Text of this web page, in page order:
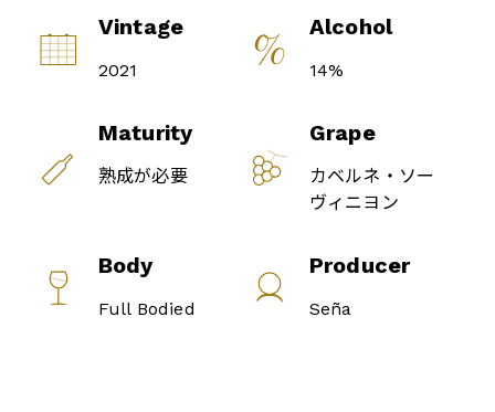
Vintage
2021
Alcohol
14%
Maturity
熟成が必要
Grape
カベルネ・ソー
ヴィニヨン
Body
Full Bodied
Producer
Seña